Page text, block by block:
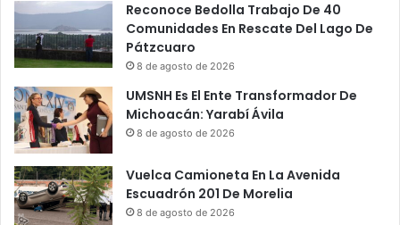
d
E
n
u
e
r
r
e
r
o
i
r
a
n
2
0
0
m
i
l
l
o
Reconoce Bedolla Trabajo De 40
Comunidades En Rescate Del Lago De
Pátzcuaro
8 de agosto de 2026
UMSNH Es El Ente Transformador De
Michoacán: Yarabí Ávila
8 de agosto de 2026
Vuelca Camioneta En La Avenida
Escuadrón 201 De Morelia
8 de agosto de 2026